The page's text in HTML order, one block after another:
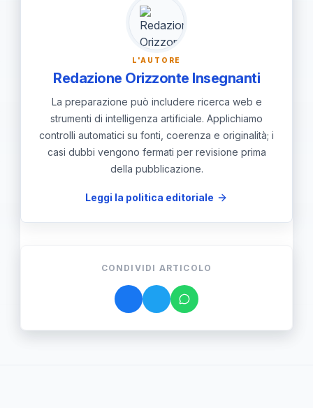
sequenza didattica che parta dal
gesto e finisca con una produzione
ragionata, spiegata, da verificare con
le pieghe reali.
L'AUTORE
Redazione Orizzonte Insegnanti
La preparazione può includere ricerca web e
strumenti di intelligenza artificiale. Applichiamo
controlli automatici su fonti, coerenza e originalità; i
casi dubbi vengono fermati per revisione prima
della pubblicazione.
Leggi la politica editoriale
CONDIVIDI ARTICOLO